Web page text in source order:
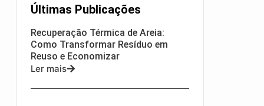
Últimas Publicações
Recuperação Térmica de Areia:
Como Transformar Resíduo em
Reuso e Economizar
Ler mais